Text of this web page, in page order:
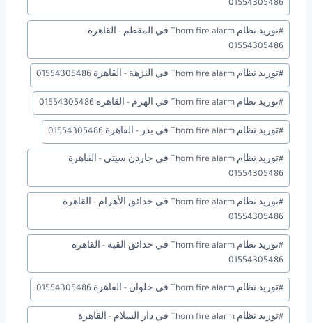
01554305486
#
توريد نظام Thorn fire alarm في المقطم - القاهرة
01554305486
#توريد نظام Thorn fire alarm في النزهة - القاهرة 01554305486
#توريد نظام Thorn fire alarm في الهرم - القاهرة 01554305486
#توريد نظام Thorn fire alarm في بدر - القاهرة 01554305486
#
توريد نظام Thorn fire alarm في جاردن سيتي - القاهرة
01554305486
#
توريد نظام Thorn fire alarm في حدائق الأهرام - القاهرة
01554305486
#
توريد نظام Thorn fire alarm في حدائق القبة - القاهرة
01554305486
#توريد نظام Thorn fire alarm في حلوان - القاهرة 01554305486
#
توريد نظام Thorn fire alarm في دار السلام - القاهرة